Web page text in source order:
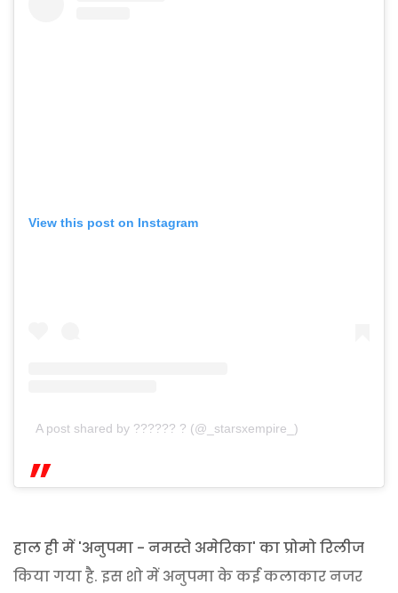
View this post on Instagram
A post shared by ?????? ?️ (@_starsxempire_)
हाल ही में 'अनुपमा - नमस्ते अमेरिका' का प्रोमो रिलीज
किया गया है. इस शो में अनुपमा के कई कलाकार नजर